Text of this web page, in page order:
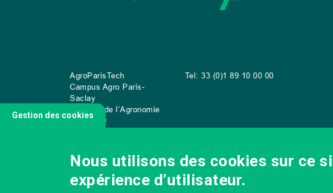
AgroParisTech
Campus Agro Paris-
Saclay
22 place de l’Agronomie
CS20040
Tel: 33 (0)1 89 10 00 00
Gestion des cookies
Nous utilisons des cookies sur ce
expérience d’utilisateur.